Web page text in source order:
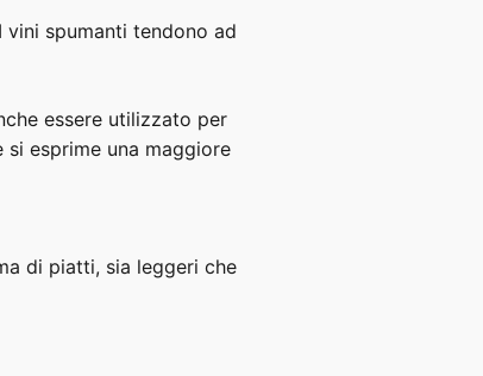
spumanti tendono ad
essere utilizzato per
si esprime una maggiore
di piatti, sia leggeri che